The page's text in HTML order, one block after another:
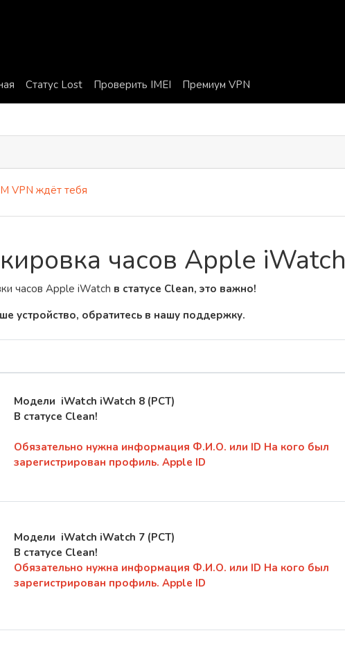
Статус Lost Проверить IMEI Премиум VPN
ждёт тебя
часов Apple iWatch
часов Apple iWatch в статусе Clean, это важно!
устройство, обратитесь в нашу поддержку.
Модели iWatch iWatch 8 (РСТ)
В статусе Clean!
Обязательно нужна информация Ф.И.О. или ID На кого был
зарегистрирован профиль. Apple ID
Модели iWatch iWatch 7 (РСТ)
В статусе Clean!
Обязательно нужна информация Ф.И.О. или ID На кого был
зарегистрирован профиль. Apple ID